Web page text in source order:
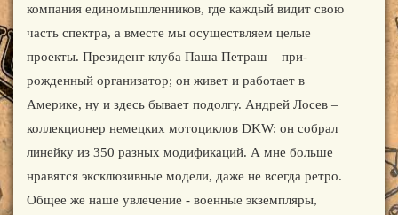
компания единомышленников, где каждый видит свою
часть спектра, а вместе мы осуществляем целые
проекты. Президент клуба Паша Петраш – при-
рожденный организатор; он живет и работает в
Америке, ну и здесь бывает подолгу. Андрей Лосев –
коллекционер немецких мотоциклов DKW: он собрал
линейку из 350 разных модификаций. А мне больше
нравятся эксклюзивные модели, даже не всегда ретро.
Общее же наше увлечение - военные экземпляры,